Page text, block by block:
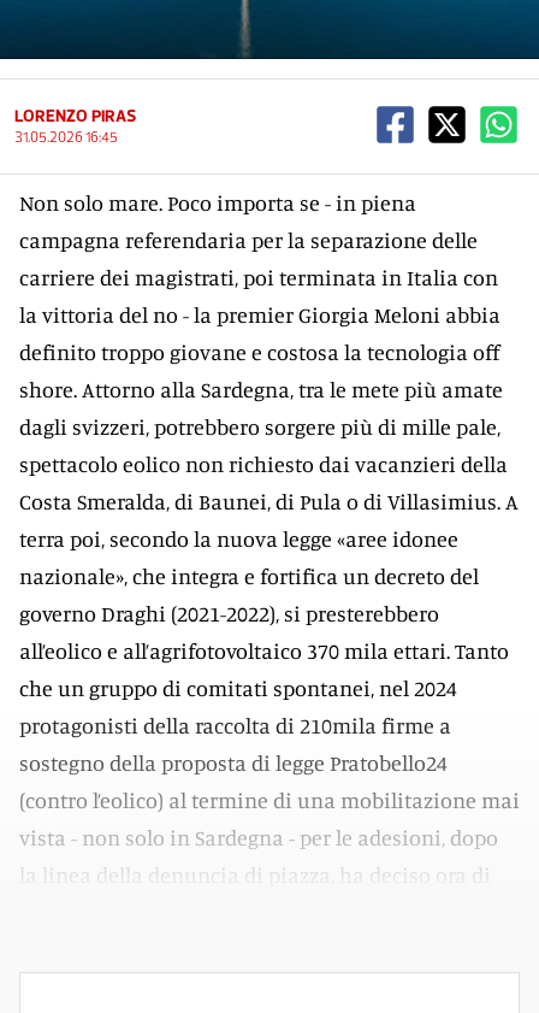
LORENZO PIRAS
31.05.2026 16:45
Non solo mare. Poco importa se - in piena
campagna referendaria per la separazione delle
carriere dei magistrati, poi terminata in Italia con
la vittoria del no - la premier Giorgia Meloni abbia
definito troppo giovane e costosa la tecnologia off
shore. Attorno alla Sardegna, tra le mete più amate
dagli svizzeri, potrebbero sorgere più di mille pale,
spettacolo eolico non richiesto dai vacanzieri della
Costa Smeralda, di Baunei, di Pula o di Villasimius. A
terra poi, secondo la nuova legge «aree idonee
nazionale», che integra e fortifica un decreto del
governo Draghi (2021-2022), si presterebbero
all’eolico e all’agrifotovoltaico 370 mila ettari. Tanto
che un gruppo di comitati spontanei, nel 2024
protagonisti della raccolta di 210mila firme a
sostegno della proposta di legge Pratobello24
(contro l’eolico) al termine di una mobilitazione mai
vista - non solo in Sardegna - per le adesioni, dopo
la linea della denuncia di piazza, ha deciso ora di